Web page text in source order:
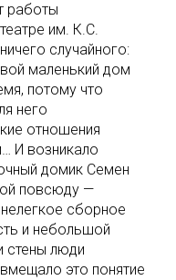
работы
им. К.С.
случайного:
маленький дом
потому что
него
отношения
И возникало
домик Семен
повсюду —
сборное
и небольшой
стены люди
это понятие